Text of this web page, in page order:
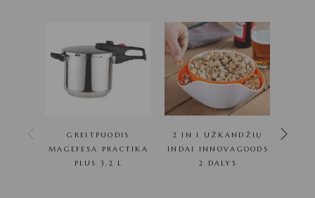
GREITPUODIS
MAGEFESA PRACTIKA
PLUS 3,2 L
2 IN 1 UŽKANDŽIŲ
INDAI INNOVAGOODS
2 DALYS